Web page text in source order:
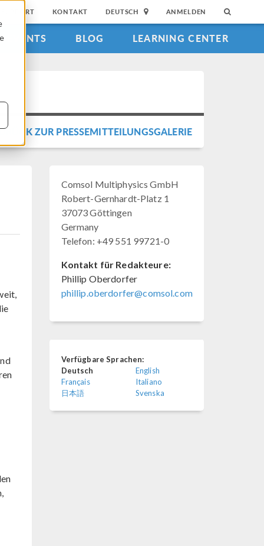
SUPPORT KONTAKT DEUTSCH ANMELDEN
EVENTS BLOG LEARNING CENTER
ZUR PRESSEMITTEILUNGSGALERIE
Comsol Multiphysics GmbH
Robert-Gernhardt-Platz 1
37073 Göttingen
Germany
Telefon: +49 551 99721-0
Kontakt für Redakteure:
Phillip Oberdorfer
phillip.oberdorfer@comsol.com
Verfügbare Sprachen:
Deutsch
English
Français
Italiano
日本語
Svenska